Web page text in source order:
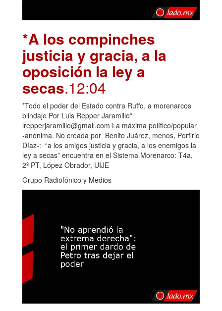
*A los compinches
justicia y gracia, a la
oposición la ley a
secas.12:04
*Todo el poder del Estado contra Ruffo, a morenarcos
blindaje Por Luis Repper Jaramillo*
lrepperjaramillo@gmail.com La máxima político/popular
-anónima. No creada por Benito Juárez, menos, Porfirio
Díaz-: “a los amigos justicia y gracia, a los enemigos la
ley a secas” encuentra en el Sistema Morenarco: T4a,
2º PT, López Obrador, UIJE
Grupo Radiofónico y Medios